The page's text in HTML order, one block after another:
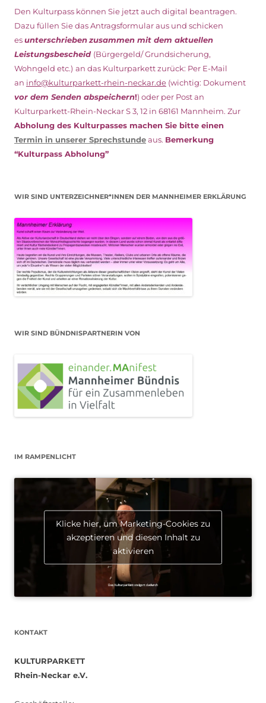
Den Kulturpass können Sie jetzt auch digital beantragen.
Dazu füllen Sie das Antragsformular aus und schicken
esunterschriebenzusammen mit dem aktuellen
Leistungsbescheid (Bürgergeld/ Grundsicherung,
Wohngeld etc.) an das Kulturparkett zurück: Per E-Mail
an info@kulturparkett-rhein-neckar.de (wichtig: Dokument
vor dem Senden abspeichern!) oder per Post an
Kulturparkett-Rhein-Neckar S 3, 12 in 68161 Mannheim. Zur
Abholung des Kulturpasses machen Sie bitte einen
Termin in unserer Sprechstundeaus. Bemerkung
“Kulturpass Abholung”
WIR SIND UNTERZEICHNER*INNEN DER MANNHEIMER ERKLÄRUNG
WIR SIND BÜNDNISPARTNERIN VON
IM RAMPENLICHT
Klicke hier, um Marketing-Cookies zu
akzeptieren und diesen Inhalt zu
aktivieren
KONTAKT
KULTURPARKETT
Rhein-Neckar e.V.